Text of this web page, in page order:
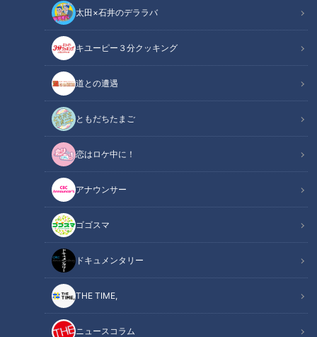
太田×石井のデララバ
キユーピー３分クッキング
道との遭遇
ともだちたまご
恋はロケ中に！
アナウンサー
ゴゴスマ
ドキュメンタリー
THE TIME,
ニュースコラム
筆者撮影：お子様ランチ（名古屋三越星ヶ丘店「ランドマーク」）
ニュースコラム
東西南北論説風
プレート（皿）の上はまるでワンダーランドのようだ。海老フ
ライ、ハンバーグ、そしてスパゲッティなど子どもにとって魅
力的な料理が所狭しと盛りつけられている。そんな「お子様ラ
ンチ」は日本生まれである。
ルーツは東京のデパートにあった。1930年（昭和5年）、日本
橋にある三越の食堂スタッフが、人気のメニューを少しずつ皿
に盛りつけた子ども用の特別な定食を考えた。コロッケ、ハ
ム、スパゲティ、卵サンドにジャムサンド、ケチャップライス